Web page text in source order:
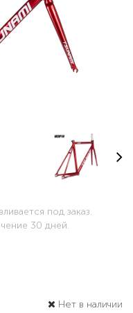
под заказ.
30 дней.
Нет в наличии